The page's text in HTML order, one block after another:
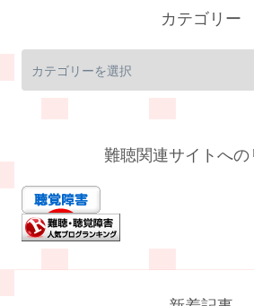
カテゴリー
難聴関連サイトへの